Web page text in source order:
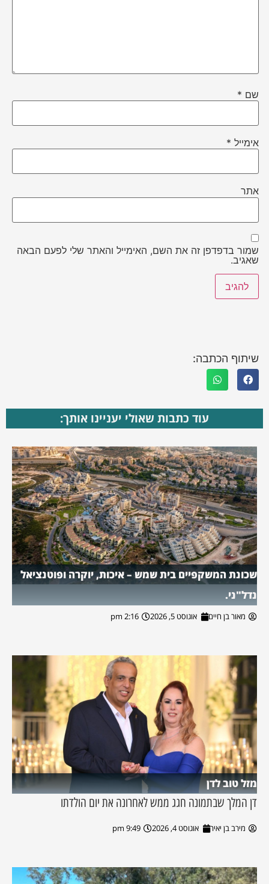
שם *
אימייל *
אתר
שמור בדפדפן זה את השם, האימייל והאתר שלי לפעם הבאה
שאגיב.
שיתוף הכתבה:
עוד כתבות שאולי יעניינו אותך:
שכונת המשקפיים בית שמש – איכות, יוקרה ופוטנציאל
נדל"ני.
מאור בן חיים אוגוסט 5, 2026 2:16 pm
מזל טוב לדן
דן המלך שבתמונה חגג ממש לאחרונה את יום הולדתו
מירב בן יאיר אוגוסט 4, 2026 9:49 pm